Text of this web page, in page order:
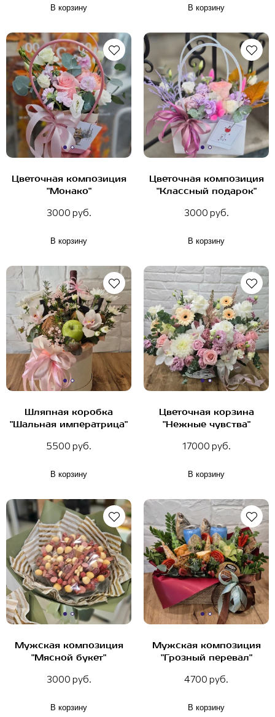
В корзину В корзину
Цветочная композиция
"Монако"
3000 руб.
В корзину
Цветочная композиция
"Классный подарок"
3000 руб.
В корзину
Шляпная коробка
"Шальная императрица"
5500 руб.
В корзину
Цветочная корзина
"Нежные чувства"
17000 руб.
В корзину
Мужская композиция
"Мясной букет"
3000 руб.
В корзину
Мужская композиция
"Грозный перевал"
4700 руб.
В корзину